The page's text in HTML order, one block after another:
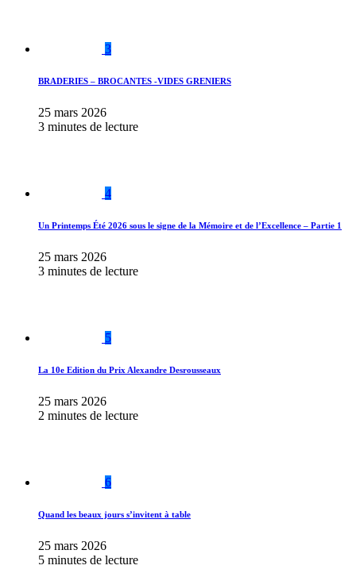
3
BRADERIES – BROCANTES -VIDES GRENIERS
25 mars 2026
3 minutes de lecture
4
Un Printemps Été 2026 sous le signe de la Mémoire et de l’Excellence – Partie 1
25 mars 2026
3 minutes de lecture
5
La 10e Edition du Prix Alexandre Desrousseaux
25 mars 2026
2 minutes de lecture
6
Quand les beaux jours s’invitent à table
25 mars 2026
5 minutes de lecture